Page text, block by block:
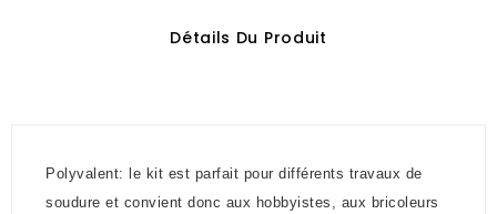
Détails Du Produit
Polyvalent: le kit est parfait pour différents travaux de
soudure et convient donc aux hobbyistes, aux bricoleurs